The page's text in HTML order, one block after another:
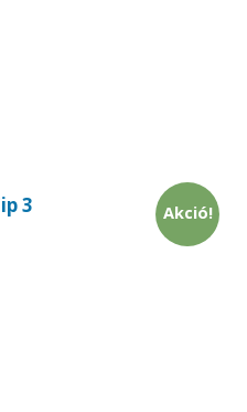
Akció!